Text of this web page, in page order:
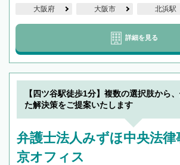
大阪府 大阪市 北浜駅
詳細を見る
【四ツ谷駅徒歩1分】複数の選択肢から
た解決策をご提案いたします
弁護士法人みずほ中央法
京オフィス